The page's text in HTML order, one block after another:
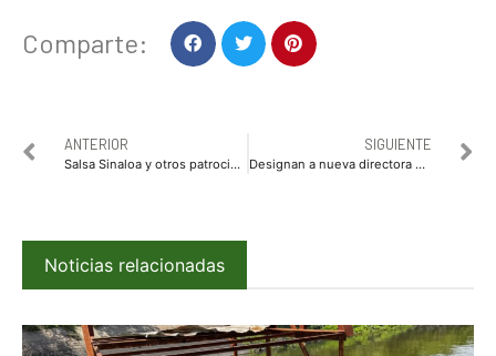
Comparte:
ANTERIOR
Salsa Sinaloa y otros patrocinadores donan despensas a trabajadores del campo
SIGUIENTE
Designan a nueva directora de Programas Preventivos de la SSP Sinaloa
Noticias relacionadas